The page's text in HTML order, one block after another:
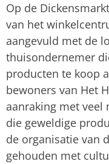
Op de
van het
aangevuld met de
thuisondernemer
producten te koop
bewoners van Het
aanraking met veel
die geweldige
de organisatie van
gehouden met